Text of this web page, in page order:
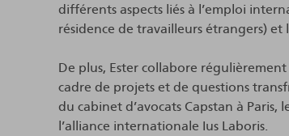
différents aspects liés à l’emploi
résidence de travailleurs étrangers) et
De plus, Ester collabore
cadre de projets et de questions
du cabinet d’avocats Capstan à Paris,
l’alliance internationale Ius Laboris.